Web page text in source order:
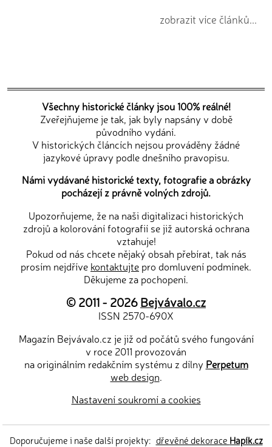
zobrazit více článků...
Všechny historické články jsou 100% reálné!
Zveřejňujeme je tak, jak byly napsány v době
původního vydání.
V historických článcích nejsou prováděny žádné
jazykové úpravy podle dnešního pravopisu.
Námi vydávané historické texty, fotografie a obrázky
pocházejí z právně volných zdrojů.
Upozorňujeme, že na naši digitalizaci historických
zdrojů a kolorování fotografií se již autorská ochrana
vztahuje!
Pokud od nás chcete nějaký obsah přebírat, tak nás
prosím nejdříve kontaktujte pro domluvení podmínek.
Děkujeme za pochopení.
© 2011 - 2026Bejvávalo.cz
ISSN 2570-690X
Magazín Bejvávalo.cz je již od počátů svého fungování
v roce 2011 provozován
na originálním redakčním systému z dílny Perpetum
web design.
Nastavení soukromí a cookies
Doporučujeme i naše další projekty: dřevěné dekorace Hapík.cz